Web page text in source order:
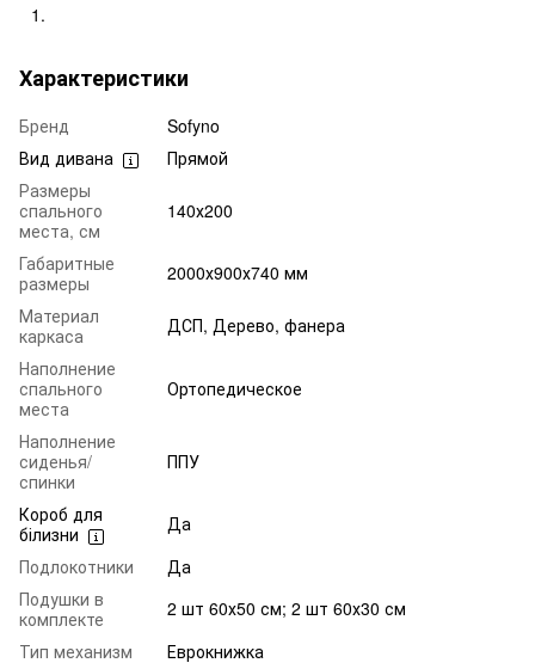
Характеристики
Бренд
Sofyno
Вид дивана
Прямой
Размеры
спального
места, см
140х200
Габаритные
размеры
2000х900х740 мм
Материал
каркаса
ДСП, Дерево, фанера
Наполнение
спального
места
Ортопедическое
Наполнение
сиденья/
спинки
ППУ
Короб для
білизни
Да
Подлокотники
Да
Подушки в
комплекте
2 шт 60х50 см; 2 шт 60х30 см
Тип механизм
Еврокнижка